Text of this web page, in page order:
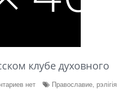
клубе духовного
нет
Православие, рэлігія